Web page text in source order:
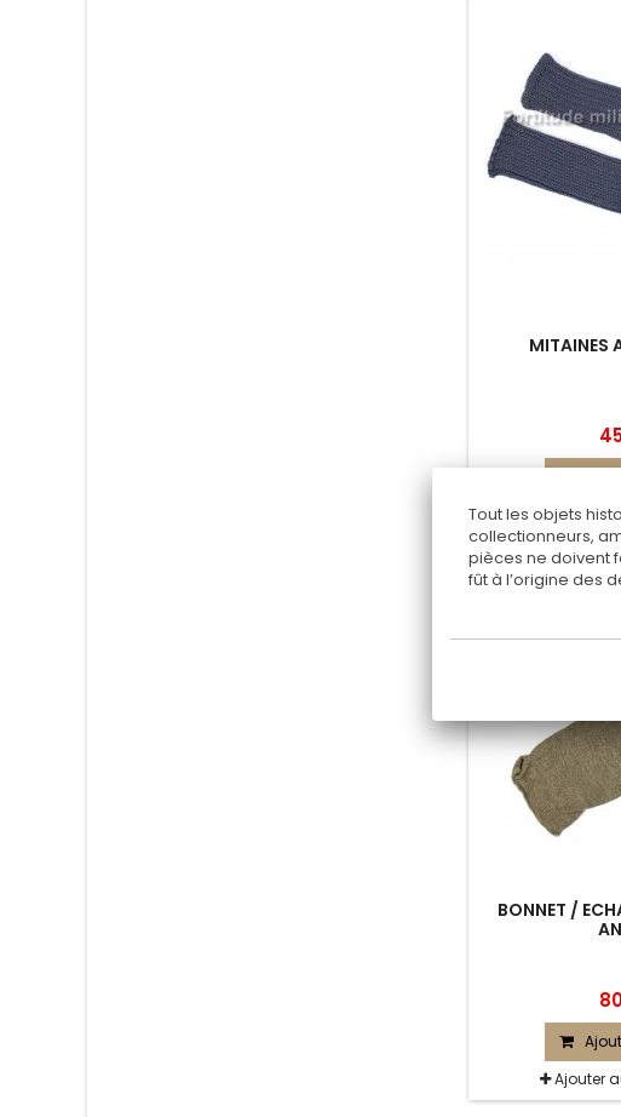
MITAINES
Ajouter
BONNET /
Ajouter
Tout les objets
collectionneurs,
pièces ne doivent
fût à l’origine des